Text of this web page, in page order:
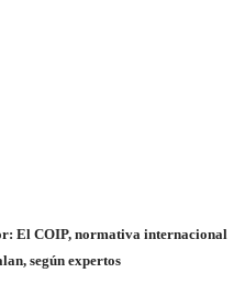
El COIP, normativa internacional
según expertos